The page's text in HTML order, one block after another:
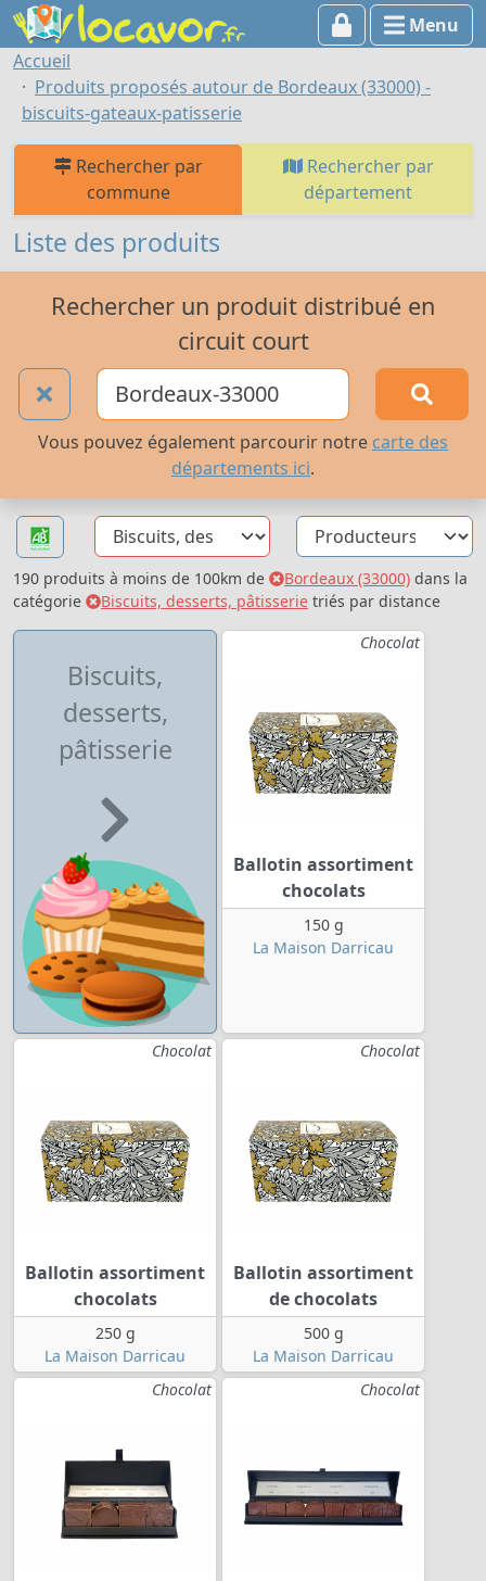
Menu
Accueil
Produits proposés autour de Bordeaux (33000) -
biscuits-gateaux-patisserie
Rechercher par
commune
Rechercher par
département
Liste des produits
Rechercher un produit distribué en
circuit court
Vous pouvez également parcourir notre carte des
départements ici.
190 produits à moins de 100km de Bordeaux (33000) dans la
catégorie
Biscuits, desserts, pâtisserie triés par distance
Biscuits,
desserts,
pâtisserie
Chocolat
Ballotin assortiment
chocolats
150 g
La Maison Darricau
Chocolat
Ballotin assortiment
chocolats
250 g
La Maison Darricau
Chocolat
Ballotin assortiment
de chocolats
500 g
La Maison Darricau
Chocolat
Chocolat